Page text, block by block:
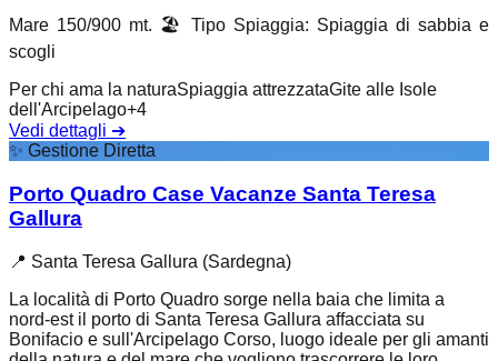
Mare 150/900 mt. 🏖️ Tipo Spiaggia: Spiaggia di sabbia e
scogli
Per chi ama la naturaSpiaggia attrezzataGite alle Isole
dell'Arcipelago+4
Vedi dettagli ➔
✨ Gestione Diretta
Porto Quadro Case Vacanze Santa Teresa
Gallura
📍 Santa Teresa Gallura (Sardegna)
La località di Porto Quadro sorge nella baia che limita a
nord-est il porto di Santa Teresa Gallura affacciata su
Bonifacio e sull'Arcipelago Corso, luogo ideale per gli amanti